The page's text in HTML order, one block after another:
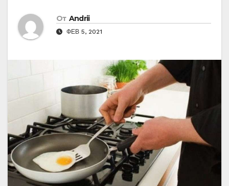
От Andrii
ФЕВ 5, 2021